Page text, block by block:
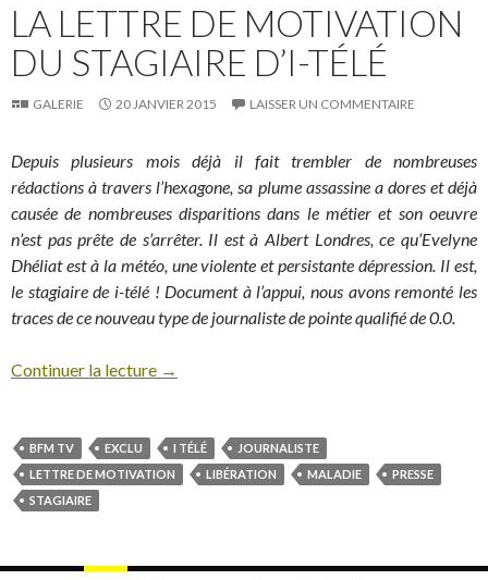
LA LETTRE DE MOTIVATION
DU STAGIAIRE D’I-TÉLÉ
GALERIE 20 JANVIER 2015 LAISSER UN COMMENTAIRE
Depuis plusieurs mois déjà il fait trembler de nombreuses
rédactions à travers l’hexagone, sa plume assassine a dores et déjà
causée de nombreuses disparitions dans le métier et son oeuvre
n’est pas prête de s’arrêter. Il est à Albert Londres, ce qu’Evelyne
Dhéliat est à la météo, une violente et persistante dépression. Il est,
le stagiaire de i-télé ! Document à l’appui, nous avons remonté les
traces de ce nouveau type de journaliste de pointe qualifié de 0.0.
Continuer la lecture →
BFM TV EXCLU I TÉLÉ
JOURNALISTE
LETTRE DE MOTIVATION
LIBÉRATION MALADIE
PRESSE
STAGIAIRE